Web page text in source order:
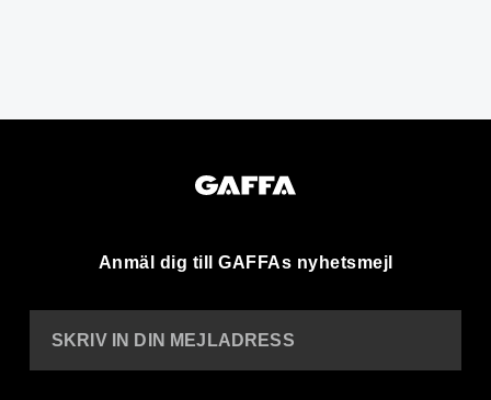
Anmäl dig till GAFFAs nyhetsmejl
SKRIV IN DIN MEJLADRESS